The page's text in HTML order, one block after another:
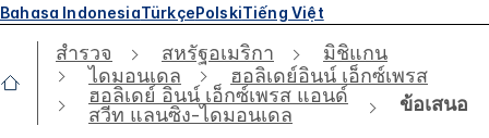
Bahasa IndonesiaTürkçePolskiTiếng Việt
สำรวจ สหรัฐอเมริกา
มิชิแกน
ไดมอนเดล
ฮอลิเดย์อินน์ เอ็กซ์เพรส
ฮอลิเดย์ อินน์ เอ็กซ์เพรส แอนด์
สวีท แลนซิง-ไดมอนเดล
ข้อเสนอ